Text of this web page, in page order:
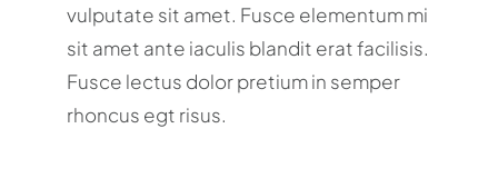
vulputate sit amet. Fusce elementum mi
sit amet ante iaculis blandit erat facilisis.
Fusce lectus dolor pretium in semper
rhoncus egt risus.